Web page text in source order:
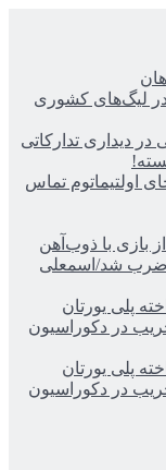
در لیگ‌های کشوری
دیداری تدارکاتی
اولتیماتوم تماس
بازی با ذوب‌آهن
ضرب شد/اسمعلی
پلی یورتان
در دکوراسیون
پلی یورتان
در دکوراسیون